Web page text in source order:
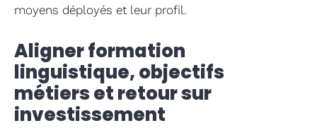
moyens déployés et leur profil.
Aligner formation
linguistique, objectifs
métiers et retour sur
investissement